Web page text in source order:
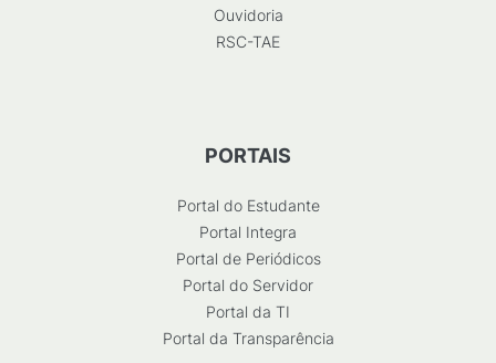
Ouvidoria
RSC-TAE
PORTAIS
Portal do Estudante
Portal Integra
Portal de Periódicos
Portal do Servidor
Portal da TI
Portal da Transparência